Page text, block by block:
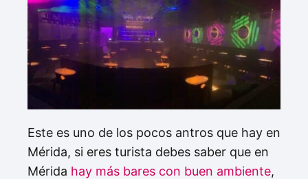
Este es uno de los pocos antros que hay en
Mérida, si eres turista debes saber que en
Mérida hay más bares con buen ambiente,